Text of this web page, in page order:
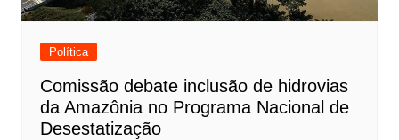
Política
Comissão debate inclusão de hidrovias
da Amazônia no Programa Nacional de
Desestatização